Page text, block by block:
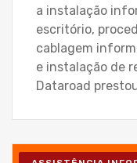
a instalação
escritório,
cablagem
e instalação de
Dataroad